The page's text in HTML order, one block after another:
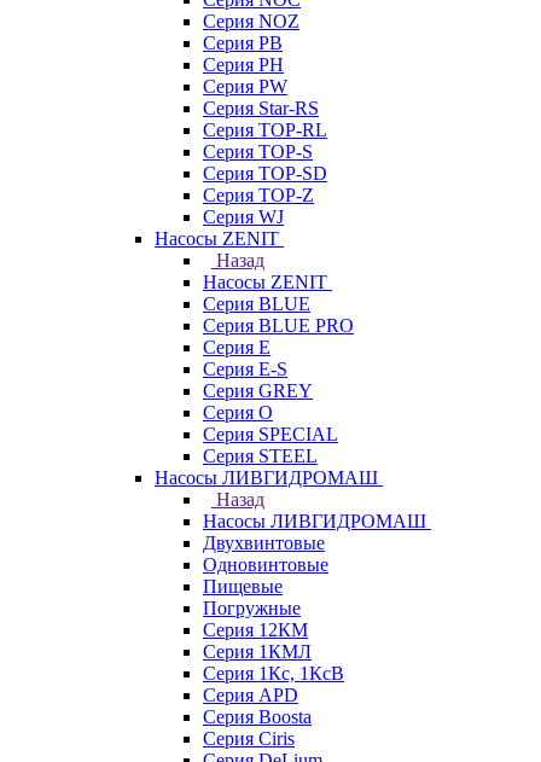
Серия NOZ
Серия PB
Серия PH
Серия PW
Серия Star-RS
Серия TOP-RL
Серия TOP-S
Серия TOP-SD
Серия TOP-Z
Серия WJ
Насосы ZENIT
Назад
Насосы ZENIT
Серия BLUE
Серия BLUE PRO
Серия E
Серия E-S
Серия GREY
Серия O
Серия SPECIAL
Серия STEEL
Насосы ЛИВГИДРОМАШ
Назад
Насосы ЛИВГИДРОМАШ
Двухвинтовые
Одновинтовые
Пищевые
Погружные
Серия 12КМ
Серия 1КМЛ
Серия 1Кс, 1КсВ
Серия APD
Серия Boosta
Серия Ciris